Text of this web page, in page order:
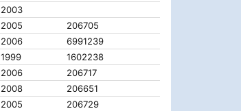
2003
2005
206705
2006
6991239
1999
1602238
2006
206717
2008
206651
2005
206729